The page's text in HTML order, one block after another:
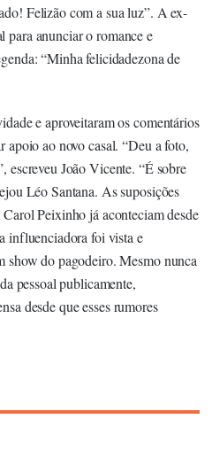
Felizão com a sua luz”. A ex-
para anunciar o romance e
“Minha felicidadezona de
e aproveitaram os comentários
apoio ao novo casal. “Deu a foto,
escreveu João Vicente. “É sobre
Léo Santana. As suposições
Peixinho já aconteciam desde
influenciadora foi vista e
show do pagodeiro. Mesmo nunca
pessoal publicamente,
desde que esses rumores